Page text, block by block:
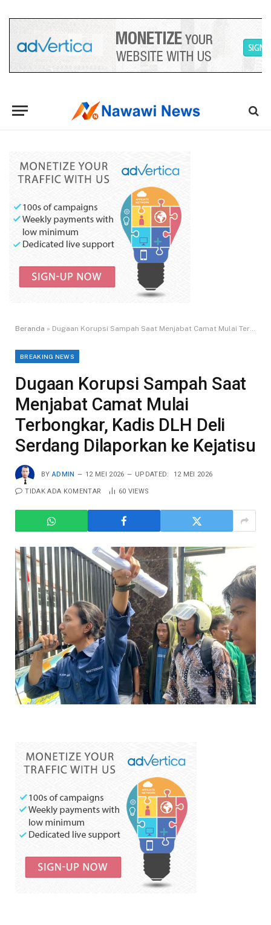
Beranda » Dugaan Korupsi Sampah Saat Menjabat Camat Mulai Terbongkar, Kadis DLH Deli Serdang Dilaporkan ke Kejatisu
BREAKING NEWS
Dugaan Korupsi Sampah Saat
Menjabat Camat Mulai
Terbongkar, Kadis DLH Deli
Serdang Dilaporkan ke Kejatisu
BY ADMIN 12 MEI 2026 UPDATED: 12 MEI 2026
TIDAK ADA KOMENTAR 60 VIEWS